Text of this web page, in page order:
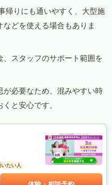
帰りにも通いやすく、大型施
どを使える場合もありま
スタッフのサポート範囲を
が必要なため、混みやすい時
と安心です。
たい人